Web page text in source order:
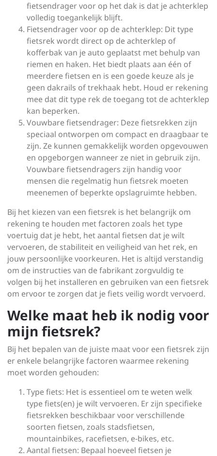
fietsendrager voor op het dak is dat je achterklep
volledig toegankelijk blijft.
Fietsendrager voor op de achterklep: Dit type
fietsrek wordt direct op de achterklep of
kofferbak van je auto geplaatst met behulp van
riemen en haken. Het biedt plaats aan één of
meerdere fietsen en is een goede keuze als je
geen dakrails of trekhaak hebt. Houd er rekening
mee dat dit type rek de toegang tot de achterklep
kan beperken.
Vouwbare fietsendrager: Deze fietsrekken zijn
speciaal ontworpen om compact en draagbaar te
zijn. Ze kunnen gemakkelijk worden opgevouwen
en opgeborgen wanneer ze niet in gebruik zijn.
Vouwbare fietsendragers zijn handig voor
mensen die regelmatig hun fietsrek moeten
meenemen of beperkte opslagruimte hebben.
Bij het kiezen van een fietsrek is het belangrijk om
rekening te houden met factoren zoals het type
voertuig dat je hebt, het aantal fietsen dat je wilt
vervoeren, de stabiliteit en veiligheid van het rek, en
jouw persoonlijke voorkeuren. Het is altijd verstandig
om de instructies van de fabrikant zorgvuldig te
volgen bij het installeren en gebruiken van een fietsrek
om ervoor te zorgen dat je fiets veilig wordt vervoerd.
Welke maat heb ik nodig voor
mijn fietsrek?
Bij het bepalen van de juiste maat voor een fietsrek zijn
er enkele belangrijke factoren waarmee rekening
moet worden gehouden:
Type fiets: Het is essentieel om te weten welk
type fiets(en) je wilt vervoeren. Er zijn specifieke
fietsrekken beschikbaar voor verschillende
soorten fietsen, zoals stadsfietsen,
mountainbikes, racefietsen, e-bikes, etc.
Aantal fietsen: Bepaal hoeveel fietsen je